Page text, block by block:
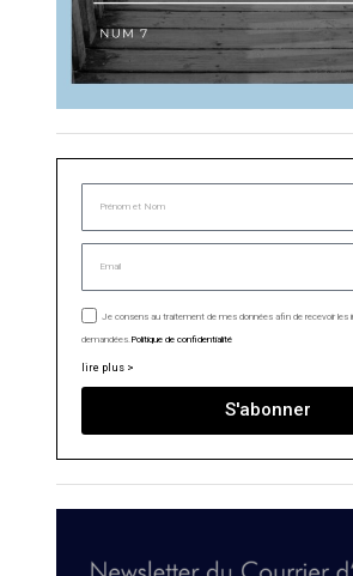
Je consens au traitement de mes données afin de recevoir les
demandées. Politique de confidentialité
lire plus >
S'abonner